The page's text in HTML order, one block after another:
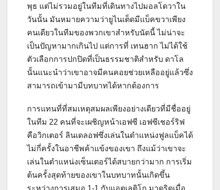
พุธ แต่ไม่รวมอยู่ในทีมที่เดินทางไปมอลโดวาใน
วันนั้น มันหมายความว่ายูไนเต็ดมีแบ็คขวาเพียง
คนเดียวในทีมของพวกเขาสำหรับนัดนี้ ไม่น่าจะ
เป็นปัญหามากเกินไป แต่การที่ เทนฮาก ไม่ได้ใช้
ตัวเลือกการปกปิดที่เป็นธรรมชาติสำหรับ ดาโล
นั้นแนะนำว่าเขาอาจมีคนคอยช่วยเหลืออยู่แล้วซึ่ง
สามารถเข้ามามีบทบาทได้หากต้องการ
การแทนที่ที่สมเหตุสมผลเพียงอย่างเดียวที่มีชื่ออยู่
ในทีม 22 คนที่จะเผชิญหน้าเอฟซี เอฟซีเชอร์ริฟ
คือวิกเตอร์ ลินเดลอฟซึ่งเล่นในตำแหน่งฟูลแบ็คได้
ไม่กี่ครั้งในอาชีพค้าแข้งของเขา ถึงแม้ว่าเขาจะ
เล่นในตำแหน่งเซ็นเตอร์ได้สบายกว่ามาก การเริ่ม
ต้นครั้งสุดท้ายของเขาในบทบาทนั้นเกิดขึ้น
ระหว่างการเสมอ 1-1 กับแอตเลติโก มาดริดเมื่อ